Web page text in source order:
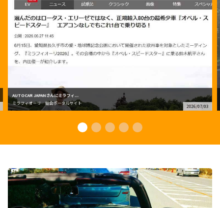
AUTOCAR JAPANさんにミラフィ...
ミラフィオーリ 総合ポータルサイト
2026/07/03